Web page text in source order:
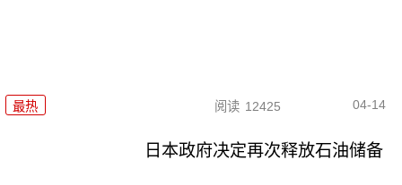
最热 阅读 12425 04-14
日本政府决定再次释放石油储备